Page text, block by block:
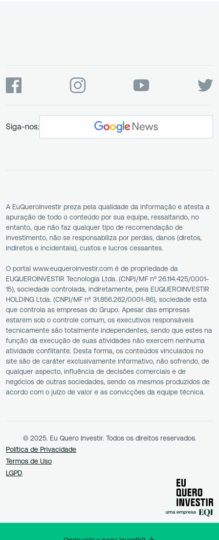
Siga-nos:
A EuQueroInvestir preza pela qualidade da informação e atesta a
apuração de todo o conteúdo por sua equipe, ressaltando, no
entanto, que não faz qualquer tipo de recomendação de
investimento, não se responsabiliza por perdas, danos (diretos,
indiretos e incidentais), custos e lucros cessantes.
O portal www.euqueroinvestir.com é de propriedade da
EUQUEROINVESTIR Tecnologia Ltda. (CNPJ/MF nº 26.114.425/0001-
15), sociedade controlada, indiretamente, pela EUQUEROINVESTIR
HOLDING Ltda. (CNPJ/MF nº 31.856.262/0001-86), sociedade esta
que controla as empresas do Grupo. Apesar das empresas
estarem sob o controle comum, os executivos responsáveis
tecnicamente são totalmente independentes, sendo que estes na
função da execução de suas atividades não exercem nenhuma
atividade conflitante. Desta forma, os conteúdos vinculados no
site são de caráter exclusivamente informativo, não sofrendo, de
qualquer aspecto, influência de decisões comerciais e de
negócios de outras sociedades, sendo os mesmos produzidos de
acordo com o juízo de valor e as convicções da equipe técnica.
© 2025. Eu Quero Investir. Todos os direitos reservados.
Política de Privacidade
Termos de Uso
LGPD